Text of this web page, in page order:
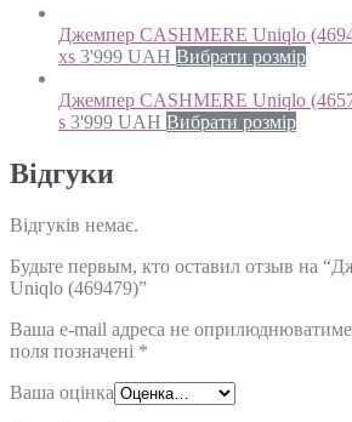
Джемпер CASHMERE Uniqlo
xs 3'999 UAH Вибрати розмір
Джемпер CASHMERE Uniqlo
s 3'999 UAH Вибрати розмір
Відгуки
Відгуків немає.
Будьте первым, кто оставил отзыв на
Uniqlo (469479)”
Ваша e-mail адреса не
поля позначені *
Ваша оцінка